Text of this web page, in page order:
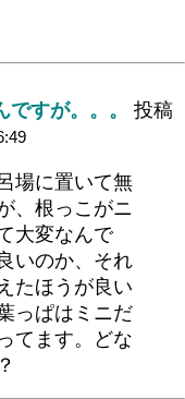
すが。。。
投稿
場に置いて無
、根っこがニ
大変なんで
いのか、それ
たほうが良い
っぱはミニだ
てます。どな